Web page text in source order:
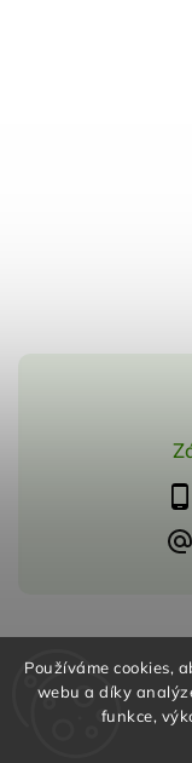
Používáme cookies,
webu a díky
funkce,